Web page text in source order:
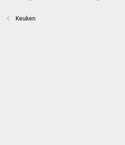
Keuken